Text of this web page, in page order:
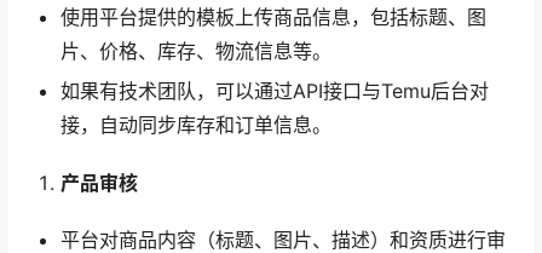
使用平台提供的模板上传商品信息，包括标题、图
片、价格、库存、物流信息等。
如果有技术团队，可以通过API接口与Temu后台对
接，自动同步库存和订单信息。
产品审核
平台对商品内容（标题、图片、描述）和资质进行审